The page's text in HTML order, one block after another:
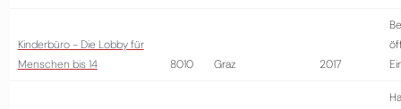
Kinderbüro - Die Lobby für
Menschen bis 14
8010 Graz 2017